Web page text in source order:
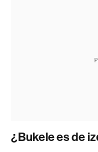
¿Bukele es de